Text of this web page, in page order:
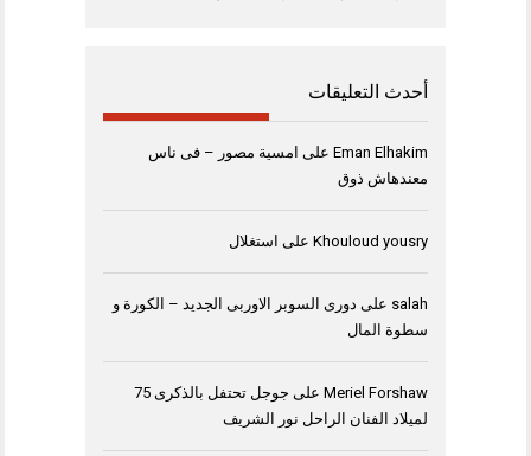
أحدث التعليقات
Eman Elhakim على امسية مصور – فى ناس
معندهاش ذوق
Khouloud yousry على استغلال
salah على دورى السوبر الاوربى الجديد – الكورة و
سطوة المال
Meriel Forshaw على
جوجل تحتفل بالذكرى 75
لميلاد الفنان الراحل نور الشريف